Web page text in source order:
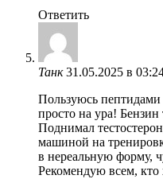
Ответить
Танк 31.05.2025 в
Пользуюсь пептидами
просто на ура! Бензин
Поднимал
машиной на
в нереальную форму,
Рекомендую всем, кто